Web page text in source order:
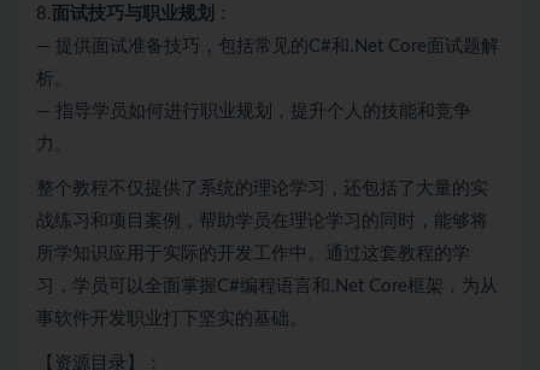
8. 面试技巧与职业规划
：
— 提供面试准备技巧，包括常见的C#和.Net Core面试题解
析。
— 指导学员如何进行职业规划，提升个人的技能和竞争
力。
整个教程不仅提供了系统的理论学习，还包括了大量的实
战练习和项目案例，帮助学员在理论学习的同时，能够将
所学知识应用于实际的开发工作中。通过这套教程的学
习，学员可以全面掌握C#编程语言和.Net Core框架，为从
事软件开发职业打下坚实的基础。
【资源目录】：